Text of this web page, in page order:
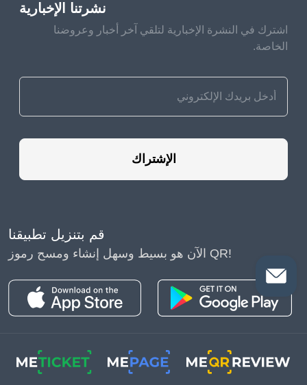
نشرتنا الإخبارية
اشترك في النشرة الإخبارية لتلقي آخر أخبار وعروضنا
الخاصة.
الإشتراك
قم بتنزيل تطبيقنا
الآن هو بسيط وسهل إنشاء ومسح رموز QR!